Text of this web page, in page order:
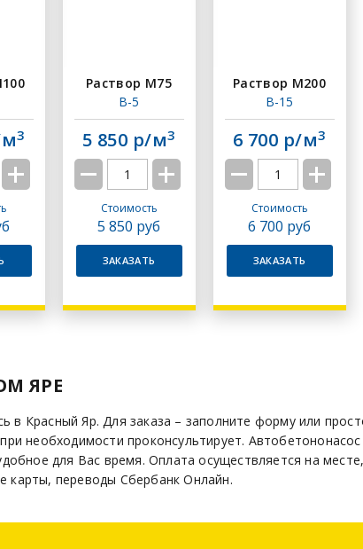
3
Раствор M75
B-5
5 850 р/м3
Стоимость
5 850 руб
ЗАКАЗАТЬ
Раствор M200
B-15
6 700 р/м3
Стоимость
6 700 руб
ЗАКАЗАТЬ
ЯРЕ
в Красный Яр. Для заказа – заполните форму или
необходимости проконсультирует.
для Вас время. Оплата осуществляется на
карты, переводы Сбербанк Онлайн.